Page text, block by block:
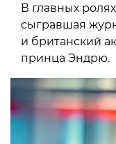
В главных
сыгравшая
и британский
принца Эндрю.